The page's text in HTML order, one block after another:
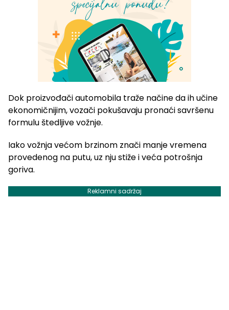
Dok proizvođači automobila traže načine da ih učine
ekonomičnijim, vozači pokušavaju pronaći savršenu
formulu štedljive vožnje.
Iako vožnja većom brzinom znači manje vremena
provedenog na putu, uz nju stiže i veća potrošnja
goriva.
Reklamni sadržaj